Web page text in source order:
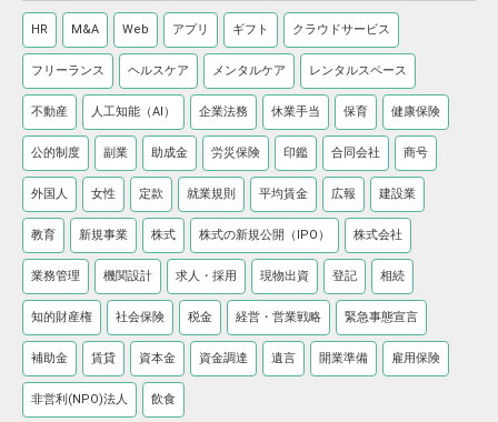
HR M&A Web アプリ ギフト クラウドサービス
フリーランス ヘルスケア メンタルケア レンタルスペース
不動産 人工知能（AI） 企業法務 休業手当 保育 健康保険
公的制度 副業 助成金 労災保険 印鑑 合同会社 商号
外国人 女性 定款 就業規則 平均賃金 広報 建設業
教育 新規事業 株式 株式の新規公開（IPO） 株式会社
業務管理 機関設計 求人・採用 現物出資 登記 相続
知的財産権 社会保険 税金 経営・営業戦略 緊急事態宣言
補助金 賃貸 資本金 資金調達 遺言 開業準備 雇用保険
非営利(NPO)法人 飲食